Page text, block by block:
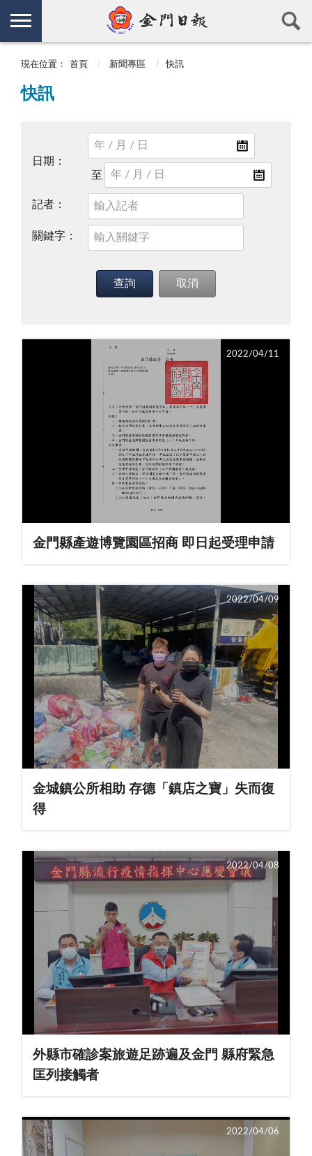
現在位置： 首頁 新聞專區 快訊
快訊
日期：
記者：
關鍵字：
金門縣產遊博覽園區招商 即日起受理申請
2022/04/11
金城鎮公所相助 存德「鎮店之寶」失而復
得
2022/04/09
外縣市確診案旅遊足跡遍及金門 縣府緊急
匡列接觸者
2022/04/08
2022/04/06